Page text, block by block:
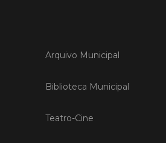
Arquivo Municipal
Biblioteca Municipal
Teatro-Cine